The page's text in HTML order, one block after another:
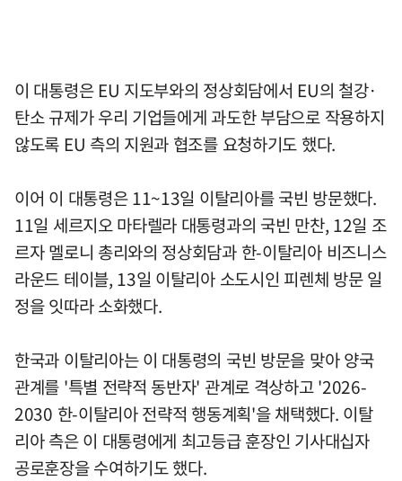
이 대통령은 EU 지도부와의 정상회담에서 EU의 철강·
탄소 규제가 우리 기업들에게 과도한 부담으로 작용하지
않도록 EU 측의 지원과 협조를 요청하기도 했다.
이어 이 대통령은 11~13일 이탈리아를 국빈 방문했다.
11일 세르지오 마타렐라 대통령과의 국빈 만찬, 12일 조
르자 멜로니 총리와의 정상회담과 한-이탈리아 비즈니스
라운드 테이블, 13일 이탈리아 소도시인 피렌체 방문 일
정을 잇따라 소화했다.
한국과 이탈리아는 이 대통령의 국빈 방문을 맞아 양국
관계를 '특별 전략적 동반자' 관계로 격상하고 '2026-
2030 한-이탈리아 전략적 행동계획'을 채택했다. 이탈
리아 측은 이 대통령에게 최고등급 훈장인 기사대십자
공로훈장을 수여하기도 했다.